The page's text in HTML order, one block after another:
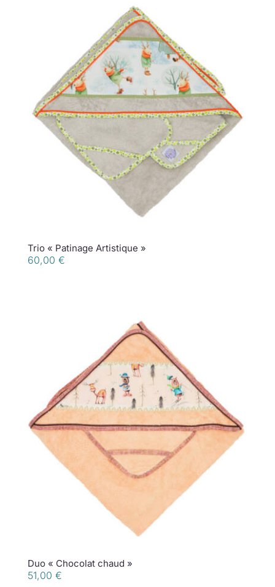
Trio « Patinage Artistique »
60,00 €
Duo « Chocolat chaud »
51,00 €